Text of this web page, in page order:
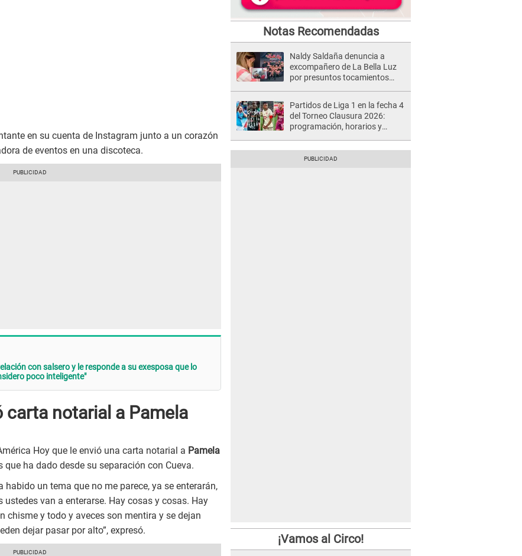
en su cuenta de Instagram junto a un corazón
de eventos en una discoteca.
con salsero y le responde a su exesposa que lo
poco inteligente"
carta notarial a Pamela
Hoy que le envió una carta notarial a Pamela
ha dado desde su separación con Cueva.
un tema que no me parece, ya se enterarán,
van a enterarse. Hay cosas y cosas. Hay
chisme y todo y aveces son mentira y se dejan
dejar pasar por alto”, expresó.
Notas Recomendadas
Naldy Saldaña denuncia a
excompañero de La Bella Luz
por presuntos tocamientos
Partidos de Liga 1 en la fecha 4
del Torneo Clausura 2026:
programación, horarios y
¡Vamos al Circo!